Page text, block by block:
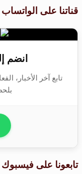
قناتنا على الواتساب
انضم
تابع آخر الأخبار،
تابعونا على فيسبوك